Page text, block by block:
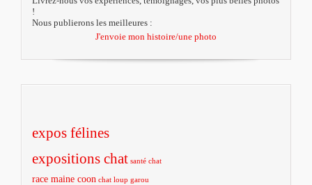
!
Nous publierons les meilleures :
J'envoie mon histoire/une photo
expos félines
expositions chat santé chat
race maine coon chat loup garou